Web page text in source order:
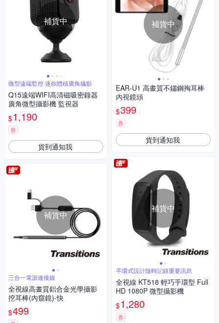
補貨中
微型遠端監控 迷你體積廣角攝影
Q15遠端WIFI高清磁吸密錄器
廣角微型攝影機 監視器
$1,190
券
貨到通知我
補貨中
三合一電源連接線
全視線高畫質鋁合金光學攝影
挖耳棒(內窺鏡)-快
$499
補貨中
EAR-U1 高畫質不鏽鋼掏耳棒
內視鏡頭
$399
券
貨到通知我
補貨中
手環式設計隨時記錄重要訊息
全視線 KT518 輕巧手環型 Full
HD 1080P 微型攝影機
$1,280
券